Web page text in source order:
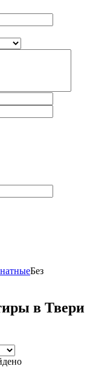
Без
в Твери